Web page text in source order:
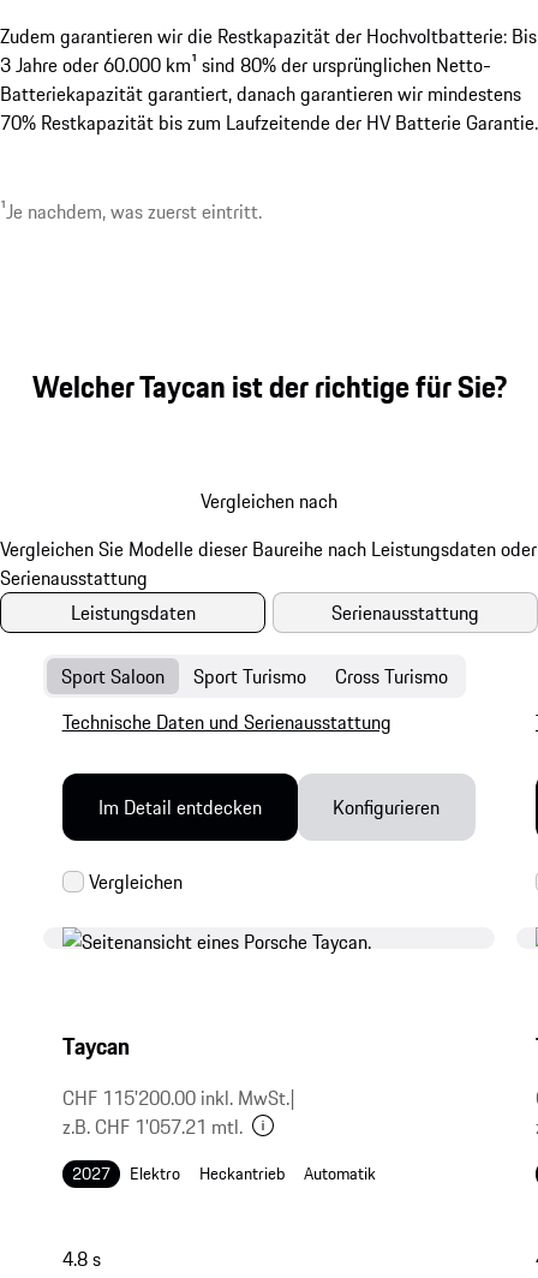
Zudem garantieren wir die Restkapazität der Hochvoltbatterie: Bis
3 Jahre oder 60.000 km¹ sind 80% der ursprünglichen Netto-
Batteriekapazität garantiert, danach garantieren wir mindestens
70% Restkapazität bis zum Laufzeitende der HV Batterie Garantie.
¹Je nachdem, was zuerst eintritt.
Welcher Taycan ist der richtige für Sie?
Vergleichen nach
Leistungsdaten Serienausstattung
Sport Saloon Sport Turismo Cross Turismo
Taycan
CHF 115'200.00 inkl. MwSt.|
z.B. CHF 1'057.21 mtl.
2027 Elektro Heckantrieb Automatik
4.8 s
Technische Daten und Serienausstattung
Im Detail entdecken Konfigurieren